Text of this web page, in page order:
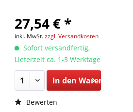
27,54 € *
inkl. MwSt.zzgl. Versandkosten
Sofort versandfertig,
Lieferzeit ca. 1-3 Werktage
In den Warenkorb
Bewerten